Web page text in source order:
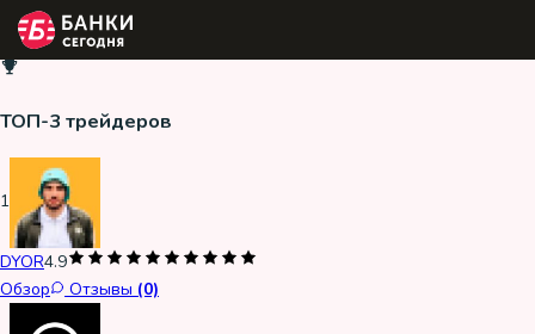
ТОП-3 трейдеров
1
DYOR4.9
Обзор
Отзывы (0)